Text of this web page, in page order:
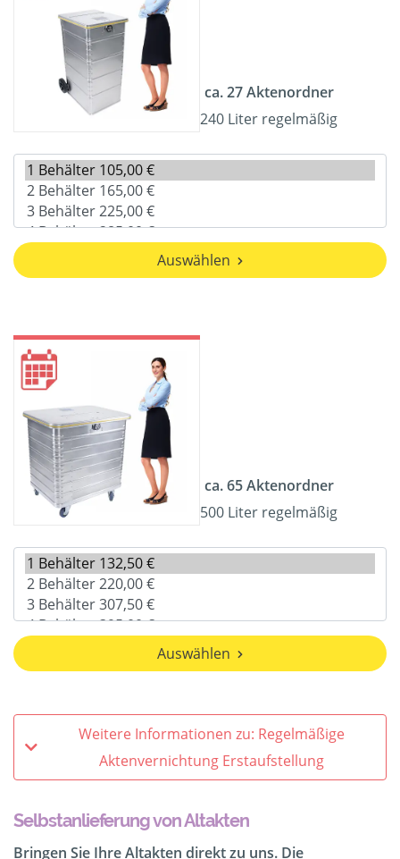
ca. 27 Aktenordner
240 Liter regelmäßig
Auswählen
ca. 65 Aktenordner
500 Liter regelmäßig
Auswählen
Weitere Informationen zu: Regelmäßige
Aktenvernichtung Erstaufstellung
Selbstanlieferung von Altakten
Bringen Sie Ihre Altakten direkt zu uns. Die